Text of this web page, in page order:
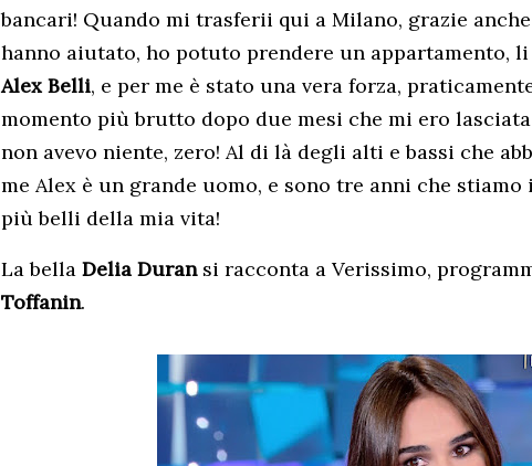
bancari! Quando mi trasferii qui a Milano, grazie
hanno aiutato, ho potuto prendere un appartamento,
Alex Belli, e per me è stato una vera forza,
momento più brutto dopo due mesi che mi ero
non avevo niente, zero! Al di là degli alti e bassi che
me Alex è un grande uomo, e sono tre anni che stiamo
più belli della mia vita!
La bella Delia Duransi racconta a Verissimo,
Toffanin.